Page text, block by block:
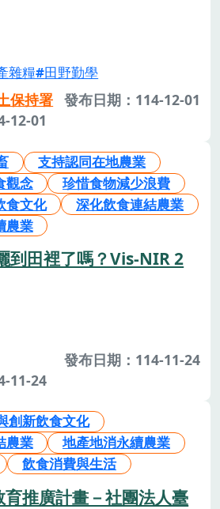
雜糧 田野勤學
保持署 發布日期：114-12-01
12-01
支持認同在地農業
觀念
珍惜食物減少浪費
食文化
深化飲食連結農業
農業
到田裡了嗎？Vis-NIR 2
發布日期：114-11-24
11-24
創新飲食文化
農業
地產地消永續農業
飲食消費與生活
推廣計畫－社團法人臺